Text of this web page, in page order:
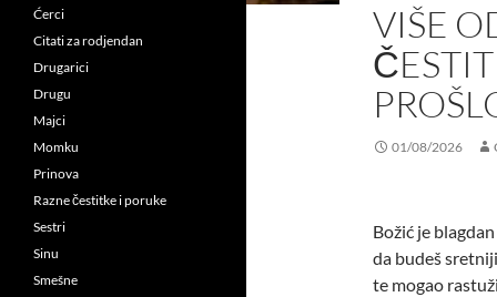
VIŠE
01/08/2026
Božić je
da budeš
te mogao
Ćerci
Citati za rodjendan
Drugarici
Drugu
Majci
Momku
Prinova
Razne čestitke i poruke
Sestri
Sinu
Smešne